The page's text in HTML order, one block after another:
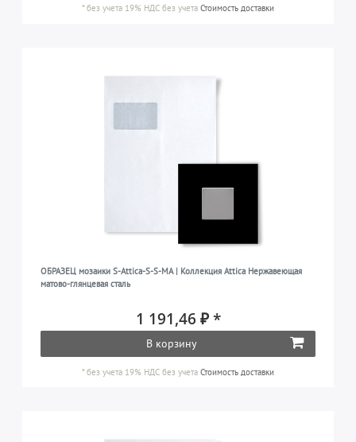
*без учета 19% НДС без учета Стоимость доставки
ОБРАЗЕЦ мозаики S-Attica-S-S-MA | Коллекция Attica Нержавеющая
матово-глянцевая сталь
1 191,46 ₽ *
В корзину
*без учета 19% НДС без учета Стоимость доставки